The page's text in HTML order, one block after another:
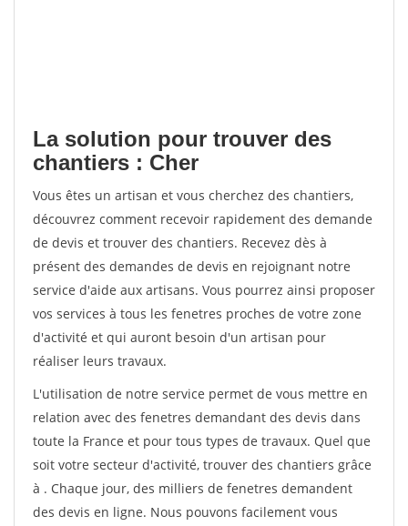
La solution pour trouver des
chantiers : Cher
Vous êtes un artisan et vous cherchez des chantiers,
découvrez comment recevoir rapidement des demande
de devis et trouver des chantiers. Recevez dès à
présent des demandes de devis en rejoignant notre
service d'aide aux artisans. Vous pourrez ainsi proposer
vos services à tous les fenetres proches de votre zone
d'activité et qui auront besoin d'un artisan pour
réaliser leurs travaux.
L'utilisation de notre service permet de vous mettre en
relation avec des fenetres demandant des devis dans
toute la France et pour tous types de travaux. Quel que
soit votre secteur d'activité, trouver des chantiers grâce
à . Chaque jour, des milliers de fenetres demandent
des devis en ligne. Nous pouvons facilement vous